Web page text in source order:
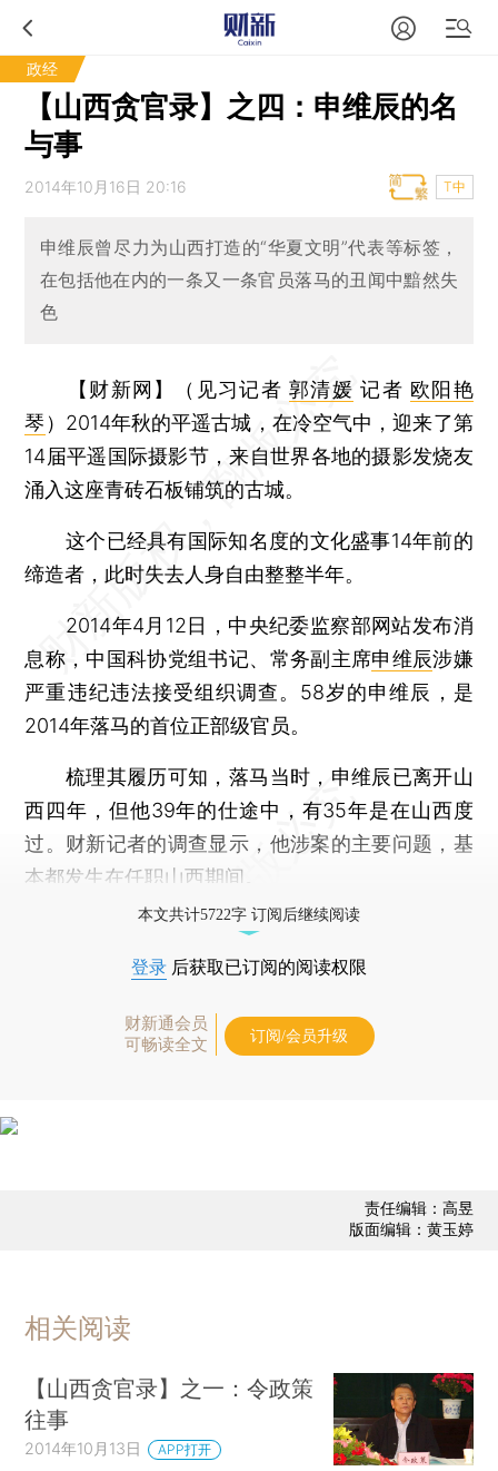
政经
【山西贪官录】之四：申维辰的名
与事
2014年10月16日 20:16 T中
申维辰曾尽力为山西打造的“华夏文明”代表等标签，
在包括他在内的一条又一条官员落马的丑闻中黯然失
色
【财新网】（见习记者郭清媛 记者 欧阳艳
琴 ） 2014年秋的平遥古城，在冷空气中，迎来了第
14届平遥国际摄影节，来自世界各地的摄影发烧友
涌入这座青砖石板铺筑的古城。
这个已经具有国际知名度的文化盛事14年前的
缔造者，此时失去人身自由整整半年。
2014年4月12日，中央纪委监察部网站发布消
息称，中国科协党组书记、常务副主席申维辰涉嫌
严重违纪违法接受组织调查。58岁的申维辰，是
2014年落马的首位正部级官员。
梳理其履历可知，落马当时，申维辰已离开山
西四年，但他39年的仕途中，有35年是在山西度
过。财新记者的调查显示，他涉案的主要问题，基
本都发生在任职山西期间。
本文共计5722字 订阅后继续阅读
登录 后获取已订阅的阅读权限
财新通会员
可畅读全文
订阅/会员升级
责任编辑：高昱
版面编辑：黄玉婷
相关阅读
【山西贪官录】之一：令政策
往事
2014年10月13日 APP打开